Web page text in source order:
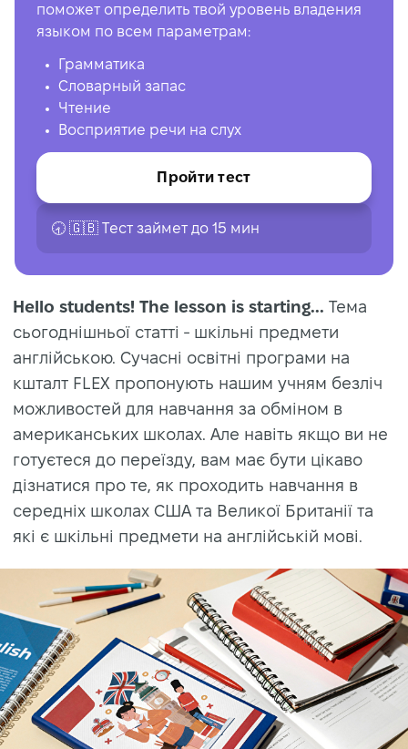
поможет определить твой уровень владения
языком по всем параметрам:
Грамматика
Словарный запас
Чтение
Восприятие речи на слух
Пройти тест
🕣 🇬🇧 Tест займет до 15 мин
Hello students! The lesson is starting... Тема
сьогоднішньої статті - шкільні предмети
англійською. Сучасні освітні програми на
кшталт FLEX пропонують нашим учням безліч
можливостей для навчання за обміном в
американських школах. Але навіть якщо ви не
готуєтеся до переїзду, вам має бути цікаво
дізнатися про те, як проходить навчання в
середніх школах США та Великої Британії та
які є шкільні предмети на англійській мові.